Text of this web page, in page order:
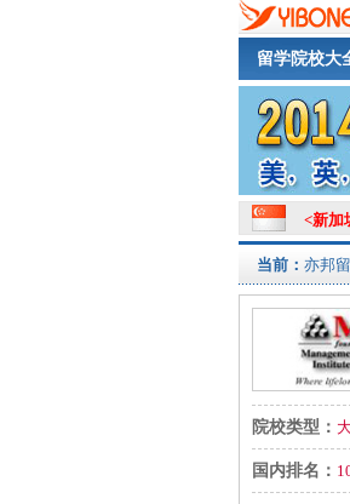
留学院校大
<新加
当前： 亦邦
院校类型：
国内排名：